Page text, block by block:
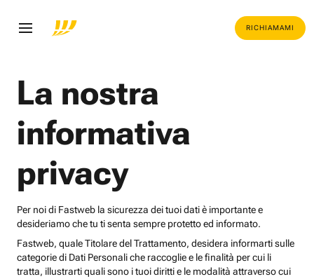
RICHIAMAMI
La nostra
informativa
privacy
Per noi di Fastweb la sicurezza dei tuoi dati è importante e
desideriamo che tu ti senta sempre protetto ed informato.
Fastweb, quale Titolare del Trattamento, desidera informarti sulle
categorie di Dati Personali che raccoglie e le finalità per cui li
tratta, illustrarti quali sono i tuoi diritti e le modalità attraverso cui